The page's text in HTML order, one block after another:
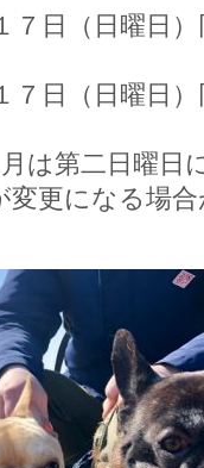
７日（日曜日
７日（日曜日
月は第二日曜日
変更になる場